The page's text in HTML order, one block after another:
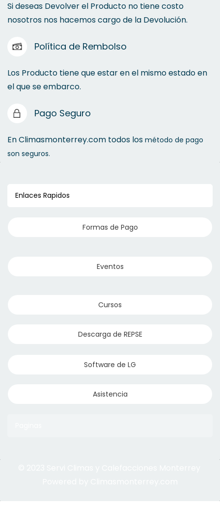
Si deseas Devolver el Producto no tiene costo
nosotros nos hacemos cargo de la Devolución.
Política de Rembolso
Los Producto tiene que estar en el mismo estado en
el que se embarco.
Pago Seguro
En Climasmonterrey.com todos los método de pago
son seguros.
Enlaces Rapidos
Formas de Pago
Eventos
Cursos
Descarga de REPSE
Software de LG
Asistencia